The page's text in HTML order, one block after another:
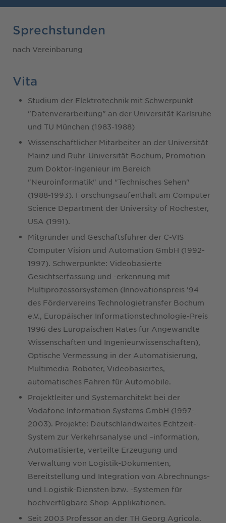
Sprechstunden
nach Vereinbarung
Vita
Studium der Elektrotechnik mit Schwerpunkt
"Datenverarbeitung" an der Universität Karlsruhe
und TU München (1983-1988)
Wissenschaftlicher Mitarbeiter an der Universität
Mainz und Ruhr-Universität Bochum, Promotion
zum Doktor-Ingenieur im Bereich
"Neuroinformatik" und "Technisches Sehen"
(1988-1993). Forschungsaufenthalt am Computer
Science Department der University of Rochester,
USA (1991).
Mitgründer und Geschäftsführer der C-VIS
Computer Vision und Automation GmbH (1992-
1997). Schwerpunkte: Videobasierte
Gesichtserfassung und -erkennung mit
Multiprozessorsystemen (Innovationspreis '94
des Fördervereins Technologietransfer Bochum
e.V., Europäischer Informationstechnologie-Preis
1996 des Europäischen Rates für Angewandte
Wissenschaften und Ingenieurwissenschaften),
Optische Vermessung in der Automatisierung,
Multimedia-Roboter, Videobasiertes,
automatisches Fahren für Automobile.
Projektleiter und Systemarchitekt bei der
Vodafone Information Systems GmbH (1997-
2003). Projekte: Deutschlandweites Echtzeit-
System zur Verkehrsanalyse und –information,
Automatisierte, verteilte Erzeugung und
Verwaltung von Logistik-Dokumenten,
Bereitstellung und Integration von Abrechnungs-
und Logistik-Diensten bzw. -Systemen für
hochverfügbare Shop-Applikationen.
Seit 2003 Professor an der TH Georg Agricola.